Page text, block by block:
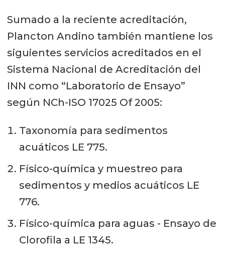
Sumado a la reciente acreditación,
Plancton Andino también mantiene los
siguientes servicios acreditados en el
Sistema Nacional de Acreditación del
INN como “Laboratorio de Ensayo”
según NCh-ISO 17025 Of 2005:
Taxonomía para sedimentos
acuáticos LE 775.
Físico-química y muestreo para
sedimentos y medios acuáticos LE
776.
Físico-química para aguas - Ensayo de
Clorofila a LE 1345.